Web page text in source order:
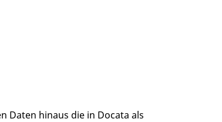
Daten hinaus die in Docata als